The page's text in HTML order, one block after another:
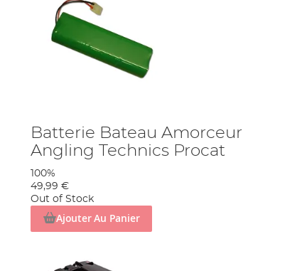
Batterie Bateau Amorceur
Angling Technics Procat
100%
49,99 €
Out of Stock
Ajouter Au Panier